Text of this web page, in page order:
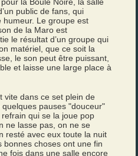
public de fans, qui
humeur. Le groupe est
de la Maro est
le résultat d’un groupe qui
matériel, que ce soit la
le son peut être puissant,
et laisse une large place à
vite dans ce set plein de
pauses "douceur"
qui se la joue pop
ne lasse pas, on ne se
resté avec eux toute la nuit
bonnes choses ont une fin
fois dans une salle encore